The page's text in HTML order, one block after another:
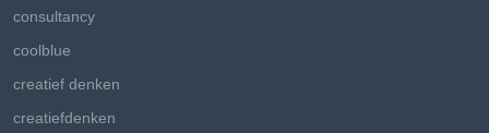
consultancy
coolblue
creatief denken
creatiefdenken